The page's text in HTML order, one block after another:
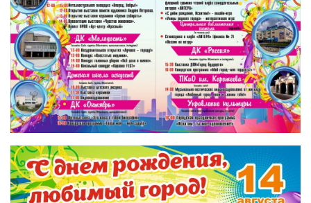
МБУ Дом культуры «Молодость»
МБУ Дом культуры «Октябрь»
МБОУ ДО «Детская школа искусств»
МБОУ ДО «Детская музыкальная школа»
МБУК «Искитимский городской историко-художественный
музей»
МБУ Парк культуры и отдыха им. И.В. Коротеева
МБУК «Централизованная библиотечная система»
ДК «Россия»